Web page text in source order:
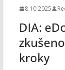
8.10.2025
DIA:
kroky